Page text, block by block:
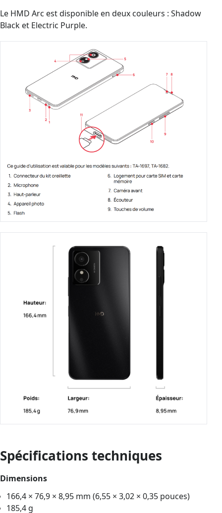
Le HMD Arc est disponible en deux couleurs : Shadow
Black et Electric Purple.
Spécifications techniques
Dimensions
166,4 × 76,9 × 8,95 mm (6,55 × 3,02 × 0,35 pouces)
185,4 g